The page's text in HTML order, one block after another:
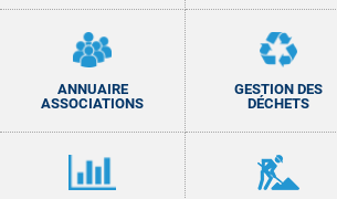
ANNUAIRE
ASSOCIATIONS
GESTION DES
DÉCHETS